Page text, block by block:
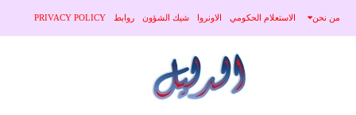
من نحن الاستعلام الحكومي الاونروا شيك الشؤون روابط PRIVACY POLICY